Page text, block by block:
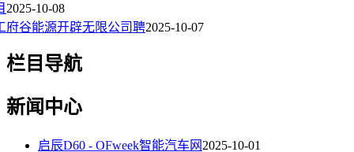
2025-10-08
府谷能源开辟无限公司聘2025-10-07
栏目导航
新闻中心
启辰D60 - OFweek智能汽车网 2025-10-01